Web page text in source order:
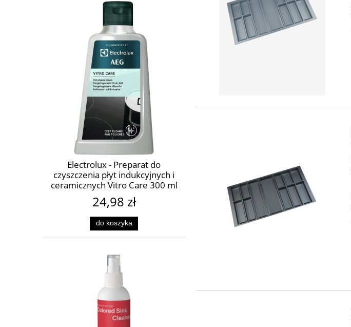
Electrolux - Preparat do
czyszczenia płyt indukcyjnych i
ceramicznych Vitro Care 300 ml
M3HCC301
24,98 zł
do koszyka